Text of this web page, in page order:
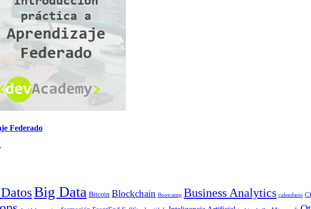
Federado
Big Data Bitcoin Blockchain Bootcamp Business Analytics calendario